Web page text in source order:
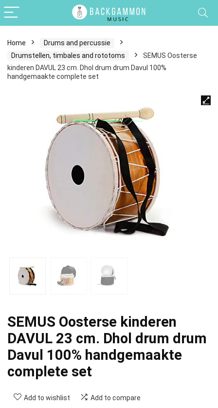
Home
Drums and percussie
Drumstellen, timbales and rototoms
SEMUS Oosterse
kinderen DAVUL 23 cm. Dhol drum drum Davul 100%
handgemaakte complete set
SEMUS Oosterse kinderen
DAVUL 23 cm. Dhol drum drum
Davul 100% handgemaakte
complete set
Add to wishlist Add to compare